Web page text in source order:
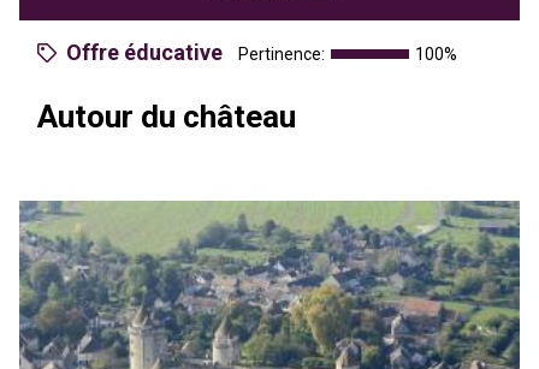
Autour du château
Offre éducative Pertinence: 100%